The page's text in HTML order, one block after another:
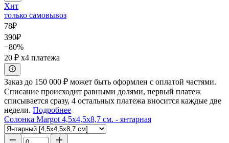
Хит
только самовывоз
78₽
390₽
−80%
20 ₽ x4 платежа
Заказ до 150 000 ₽ может быть оформлен с оплатой частями.
Списание происходит равными долями, первый платеж
списывается сразу, 4 остальных платежа вносится каждые две
недели. Подробнее
Солонка Margot 4,5x4,5x8,7 см. - янтарная